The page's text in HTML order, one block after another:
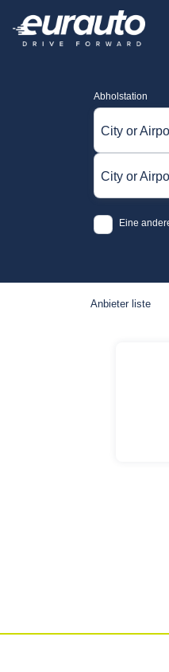
Abholstation
City or
City or
Eine
Anbieter liste